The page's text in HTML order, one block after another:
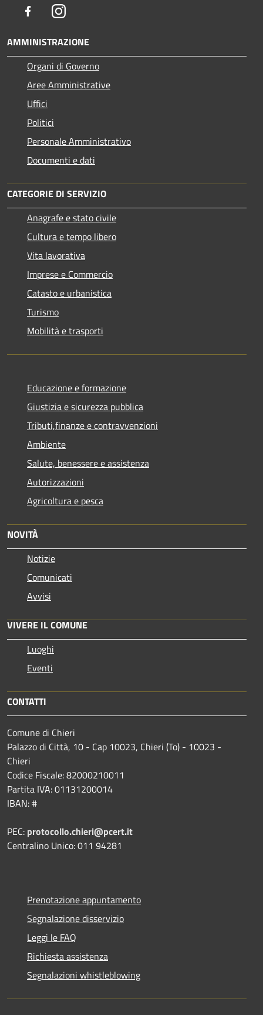
FacebookInstagram
AMMINISTRAZIONE
Organi di Governo
Aree Amministrative
Uffici
Politici
Personale Amministrativo
Documenti e dati
CATEGORIE DI SERVIZIO
Anagrafe e stato civile
Cultura e tempo libero
Vita lavorativa
Imprese e Commercio
Catasto e urbanistica
Turismo
Mobilità e trasporti
Educazione e formazione
Giustizia e sicurezza pubblica
Tributi,finanze e contravvenzioni
Ambiente
Salute, benessere e assistenza
Autorizzazioni
Agricoltura e pesca
NOVITÀ
Notizie
Comunicati
Avvisi
VIVERE IL COMUNE
Luoghi
Eventi
CONTATTI
Comune di Chieri
Palazzo di Città, 10 - Cap 10023, Chieri (To) - 10023 -
Chieri
Codice Fiscale: 82000210011
Partita IVA: 01131200014
IBAN: #
PEC: protocollo.chieri@pcert.it
Centralino Unico: 011 94281
Prenotazione appuntamento
Segnalazione disservizio
Leggi le FAQ
Richiesta assistenza
Segnalazioni whistleblowing